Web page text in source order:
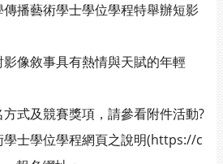
播藝術學士學位學程特舉辦短影
敘事具有熱情與天賦的年輕
式及競賽獎項，請參看附件活動?
學士學位學程網頁之說明(https://c